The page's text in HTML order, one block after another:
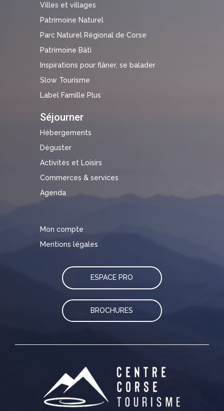
Villes et villages
Patrimoine Naturel
Parc Naturel Régional de Corse
Patrimoine Bâti
Inspirations pour flâner, se balader
Slow Tourisme
Label Famille Plus
Séjourner
Hébergements
Déguster
Activités et Loisirs
Commerces & services
Agenda
Mon compte
Mentions légales
ESPACE PRO
BROCHURES